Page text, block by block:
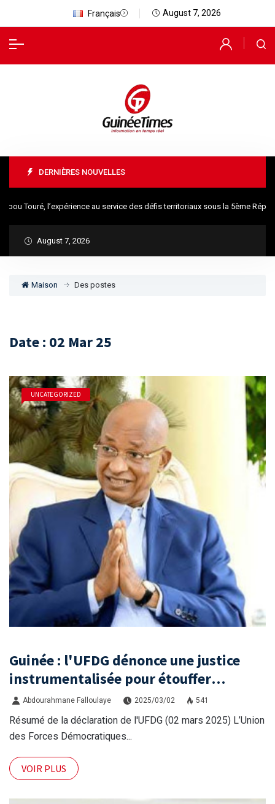
Français August 7, 2026
DERNIÈRES NOUVELLES
Touré, l’expérience au service des défis territoriaux sous la 5ème
August 7, 2026
Maison Des postes
Date : 02 Mar 25
UNCATEGORIZED
Guinée : l'UFDG dénonce une justice
instrumentalisée pour étouffer
l'opposition
Abdourahmane Falloulaye 2025/03/02 541
Résumé de la déclaration de l'UFDG (02 mars 2025) L’Union
des Forces Démocratiques...
VOIR PLUS